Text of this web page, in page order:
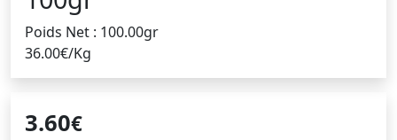
Poids Net : 100.00gr
36.00€/Kg
3.60€